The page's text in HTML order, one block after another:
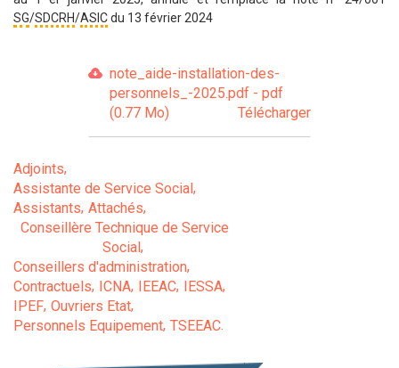
SG/SDCRH/ASICdu 13 février 2024
note_aide-installation-des-
personnels_-2025.pdf - pdf
(0.77 Mo)
Télécharger
Adjoints
Assistante de Service Social
Assistants Attachés
Conseillère Technique de Service
Social
Conseillers d'administration
Contractuels ICNA IEEAC IESSA
IPEF Ouvriers Etat
Personnels Equipement TSEEAC